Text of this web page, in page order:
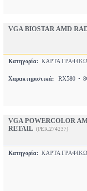
VGA BIOSTAR AMD
Κατηγορία: ΚΑΡΤΑ
Χαρακτηριστικά: RX580 •
VGA POWERCOLOR
RETAIL (PER.274237)
Κατηγορία: ΚΑΡΤΑ